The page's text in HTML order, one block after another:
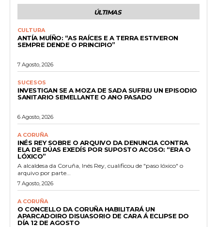
ÚLTIMAS
CULTURA
ANTÍA MUÍÑO: “AS RAÍCES E A TERRA ESTIVERON
SEMPRE DENDE O PRINCIPIO”
7 Agosto, 2026
SUCESOS
INVESTIGAN SE A MOZA DE SADA SUFRIU UN EPISODIO
SANITARIO SEMELLANTE O ANO PASADO
6 Agosto, 2026
A CORUÑA
INÉS REY SOBRE O ARQUIVO DA DENUNCIA CONTRA
ELA DE DÚAS EXEDÍS POR SUPOSTO ACOSO: “ERA O
LÓXICO”
A alcaldesa da Coruña, Inés Rey, cualificou de "paso lóxico" o
arquivo por parte...
7 Agosto, 2026
A CORUÑA
O CONCELLO DA CORUÑA HABILITARÁ UN
APARCADOIRO DISUASORIO DE CARA Á ECLIPSE DO
DÍA 12 DE AGOSTO